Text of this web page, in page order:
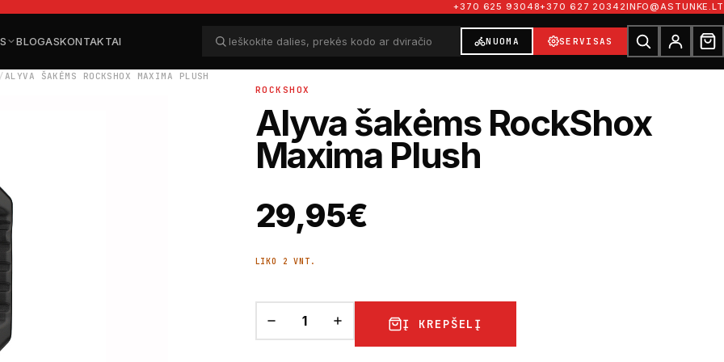
+370 625 93048+370 627 20342INFO@ASTUNKE.LT
BLOGASKONTAKTAI
Ieškoti dalių
Ieškoti
NUOMA SERVISAS
/ALYVA ŠAKĖMS ROCKSHOX MAXIMA PLUSH
ROCKSHOX
Alyva šakėms RockShox
Maxima Plush
29,95€
LIKO 2 VNT.
Į KREPŠELĮ